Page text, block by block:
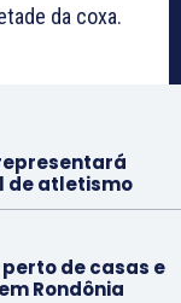
da coxa.
de atletismo
de casas e
Rondônia